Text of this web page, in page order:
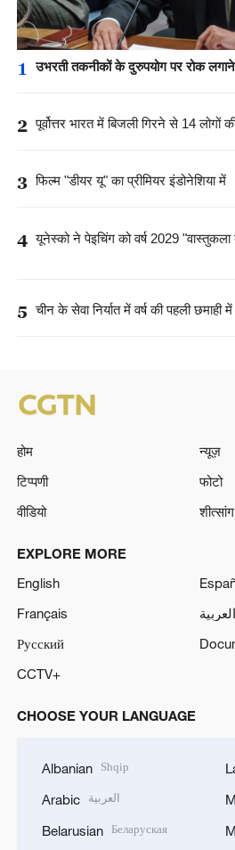
1 उभरती तकनीकों के दुरुपयोग पर रोक
2 पूर्वोत्तर भारत में बिजली गिरने से 14 लोगों
3 फिल्म "डीयर यू" का प्रीमियर इंडोनेशिया में
4 यूनेस्को ने पेइचिंग को वर्ष 2029 "वास्तुकला
5 चीन के सेवा निर्यात में वर्ष की पहली छमाही
होम
न्यूज़
टिप्पणी
फोटो
वीडियो
शीत्सांग
EXPLORE MORE
English
Français
العربية
Русский
CCTV+
CHOOSE YOUR LANGUAGE
Albanian Shqip
Arabic العربية
Belarusian Беларуская